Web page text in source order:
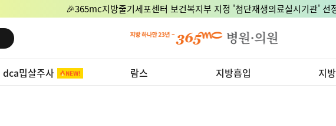
🎉365mc지방줄기세포센터 보건복지부 지정 '첨단재생의료실시기관' 선
dca밉살주사 람스 지방흡입 지